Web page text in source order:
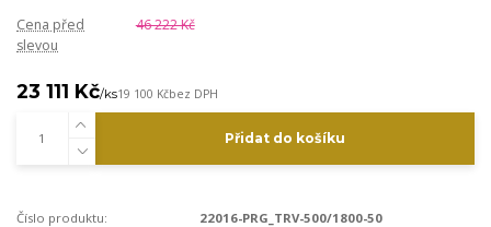
Cena před
slevou
46 222 Kč
23 111 Kč/ks19 100 Kčbez DPH
Přidat do košíku
Číslo produktu:
22016-PRG_TRV-500/1800-50